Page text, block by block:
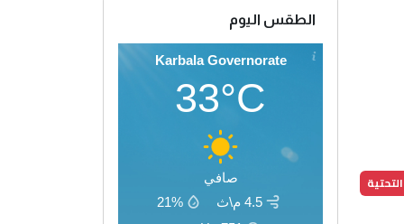
الطقس اليوم
Karbala Governorate
33°C
صافي
4.5 م\ث
21%